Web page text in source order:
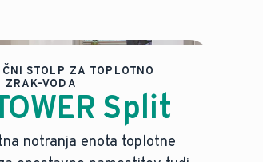
STOLP ZA TOPLOTNO
ZRAK-VODA
Split
notranja enota toplotne